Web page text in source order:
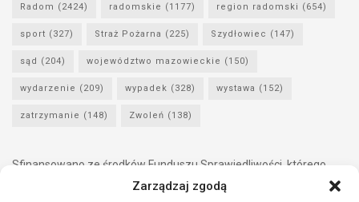
Zarządzaj zgodą
Radom (2424) radomskie (1177) region radomski (654)
sport (327) Straż Pożarna (225) Szydłowiec (147)
sąd (204) województwo mazowieckie (150)
wydarzenie (209) wypadek (328) wystawa (152)
zatrzymanie (148) Zwoleń (138)
Sfinansowano ze środków Funduszu Sprawiedliwości, którego
dysponentem jest Minister Sprawiedliwości.